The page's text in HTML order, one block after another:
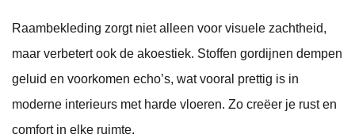
Raambekleding zorgt niet alleen voor visuele zachtheid,
maar verbetert ook de akoestiek. Stoffen gordijnen dempen
geluid en voorkomen echo’s, wat vooral prettig is in
moderne interieurs met harde vloeren. Zo creëer je rust en
comfort in elke ruimte.